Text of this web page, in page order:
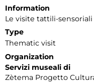
Information
Le visite tattili-
Type
Thematic visit
Organization
Servizi museali di
Zètema Progetto